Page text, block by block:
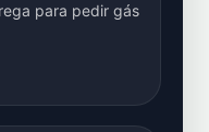
para pedir gás